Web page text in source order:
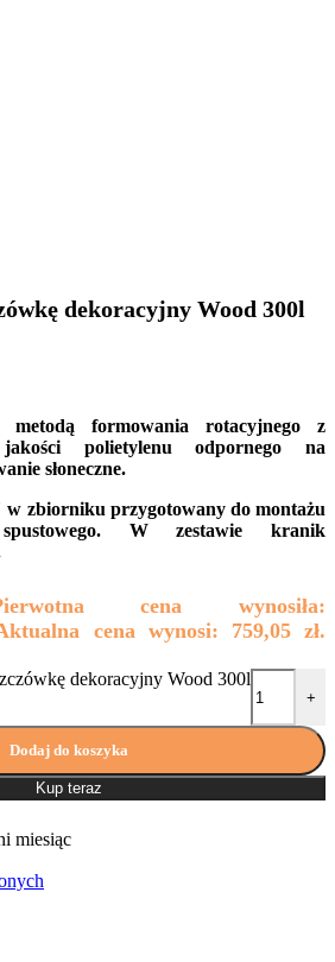
dekoracyjny Wood 300l
metodą formowania rotacyjnego z
polietylenu odpornego na
słoneczne.
w zbiorniku przygotowany do montażu
W zestawie kranik
cena wynosiła:
cena wynosi: 759,05 zł.
dekoracyjny Wood 300l
+
Dodaj do koszyka
Kup teraz
miesiąc